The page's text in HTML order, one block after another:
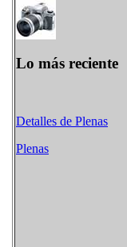
Lo más reciente
Detalles de Plenas
Plenas